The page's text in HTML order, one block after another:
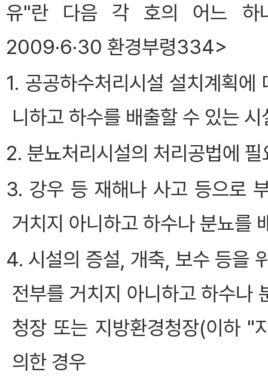
유"란 다음 각 호의 어느 하
2009·6·30 환경부령334>
1. 공공하수처리시설 설치계획
니하고 하수를 배출할 수 있는
2. 분뇨처리시설의 처리공법에
3. 강우 등 재해나 사고 등으로
거치지 아니하고 하수나 분뇨를
4. 시설의 증설, 개축, 보수 등을
전부를 거치지 아니하고 하수나
청장 또는 지방환경청장(이하 "
의한 경우